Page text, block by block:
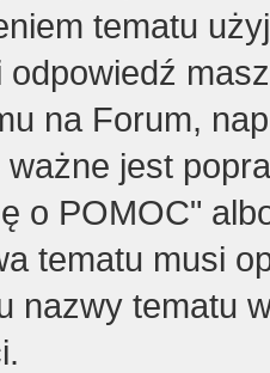
tematu
odpowiedź
na Forum,
jest
o POMOC"
tematu musi
nazwy tematu